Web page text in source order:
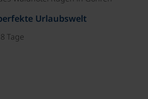
Urlaubswelt
Tage